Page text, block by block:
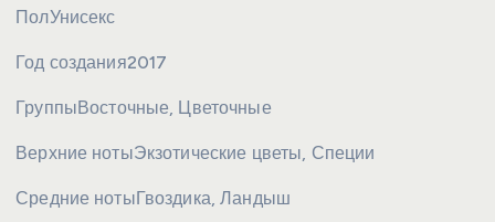
ПолУнисекс
Год создания2017
ГруппыВосточные, Цветочные
Верхние нотыЭкзотические цветы, Специи
Средние ноты Гвоздика, Ландыш